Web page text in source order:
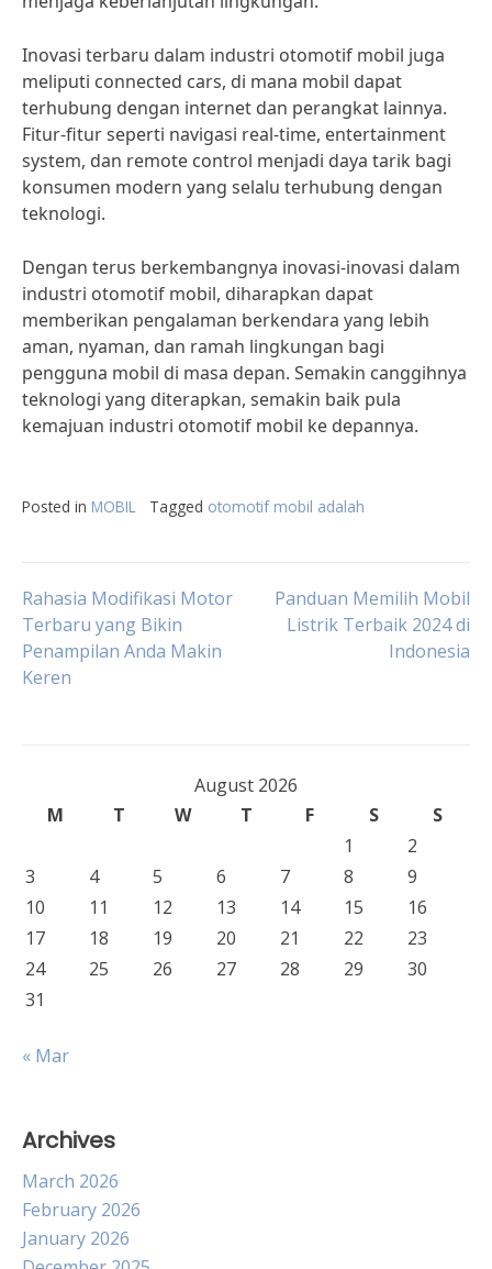
Inovasi terbaru dalam industri otomotif mobil juga
meliputi connected cars, di mana mobil dapat
terhubung dengan internet dan perangkat lainnya.
Fitur-fitur seperti navigasi real-time, entertainment
system, dan remote control menjadi daya tarik bagi
konsumen modern yang selalu terhubung dengan
teknologi.
Dengan terus berkembangnya inovasi-inovasi dalam
industri otomotif mobil, diharapkan dapat
memberikan pengalaman berkendara yang lebih
aman, nyaman, dan ramah lingkungan bagi
pengguna mobil di masa depan. Semakin canggihnya
teknologi yang diterapkan, semakin baik pula
kemajuan industri otomotif mobil ke depannya.
Posted in MOBIL Tagged otomotif mobil adalah
Post
navigation
Rahasia Modifikasi Motor
Terbaru yang Bikin
Penampilan Anda Makin
Keren
Panduan Memilih Mobil
Listrik Terbaik 2024 di
Indonesia
August 2026
M
T W T F S
S
1
2
3
4 5 6 7 8
9
10
11 12 13 14 15
16
17
18 19 20 21 22
23
24
25 26 27 28 29
30
31
« Mar
Archives
March 2026
February 2026
January 2026